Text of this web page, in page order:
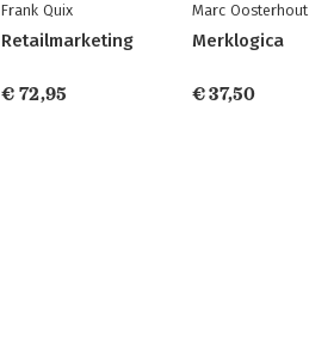
Frank Quix
Retailmarketing
€ 72,95
Marc Oosterhout
Merklogica
€ 37,50